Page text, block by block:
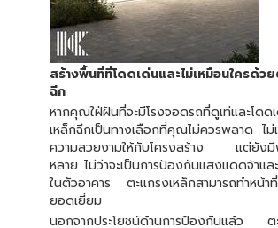
สร้างพื้นที่ที่โดดเด่นและไม่เหมือนใครด้ว
ฉีก
หากคุณใฝ่ฝันที่จะมีโรงจอดรถที่ดูเท่และโ
เหล็กฉีกเป็นทางเลือกที่คุณไม่ควรพลาด ไม่
ความสวยงามให้กับโครงสร้าง แต่ยังมี
หลาย ไม่ว่าจะเป็นการป้องกันแสงแดดจ้าแล
ในตัวอาคาร ตะแกรงเหล็กสามารถทำหน้า
ยอดเยี่ยม
นอกจากประโยชน์ด้านการป้องกันแล้ว ต